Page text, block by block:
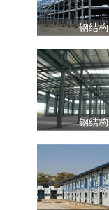
钢结构
钢结构